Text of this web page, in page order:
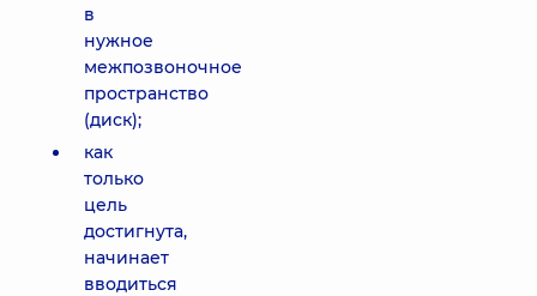
в
нужное
межпозвоночное
пространство
(диск);
как
только
цель
достигнута,
начинает
вводиться